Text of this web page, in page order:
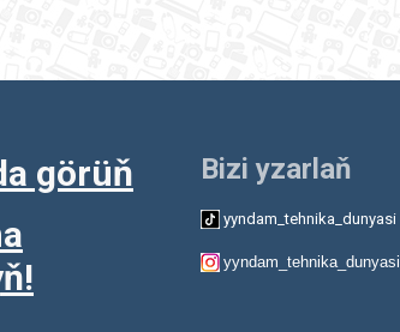
görüň
Bizi yzarlaň
yyndam_tehnika_dunyasi
yyndam_tehnika_dunyasi